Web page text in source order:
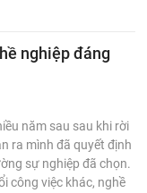
nghiệp đáng
năm sau sau khi rời
ra mình đã quyết định
sự nghiệp đã chọn.
công việc khác, nghề